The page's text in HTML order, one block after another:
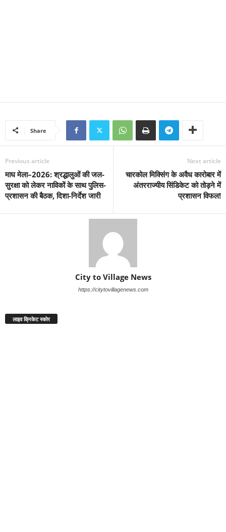
Share
Previous article
माघ मेला–2026: श्रद्धालुओं की जल-
सुरक्षा को लेकर नाविकों के साथ पुलिस-
प्रशासन की बैठक, दिशा-निर्देश जारी
Next article
चारकोल मिक्सिंग के अवैध कारोबार में
अंतरराज्यीय सिंडिकेट को तोड़ने में
प्रशासन विफल!
City to Village News
https://citytovillagenews.com
लाइव क्रिकेट स्कोर